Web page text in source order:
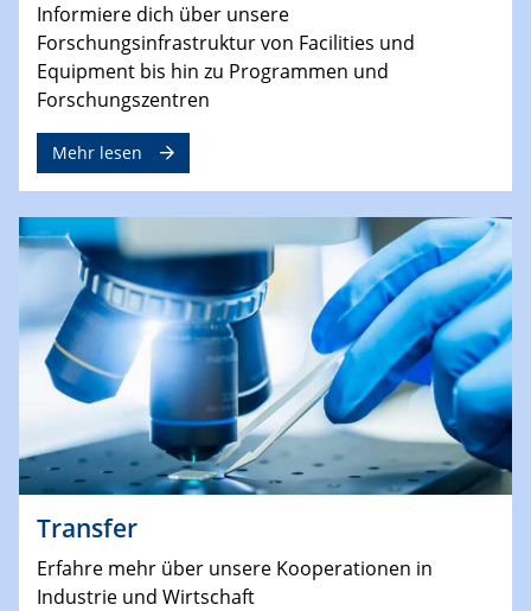
Informiere dich über unsere
Forschungsinfrastruktur von Facilities und
Equipment bis hin zu Programmen und
Forschungszentren
Mehr lesen
Transfer
Erfahre mehr über unsere Kooperationen in
Industrie und Wirtschaft